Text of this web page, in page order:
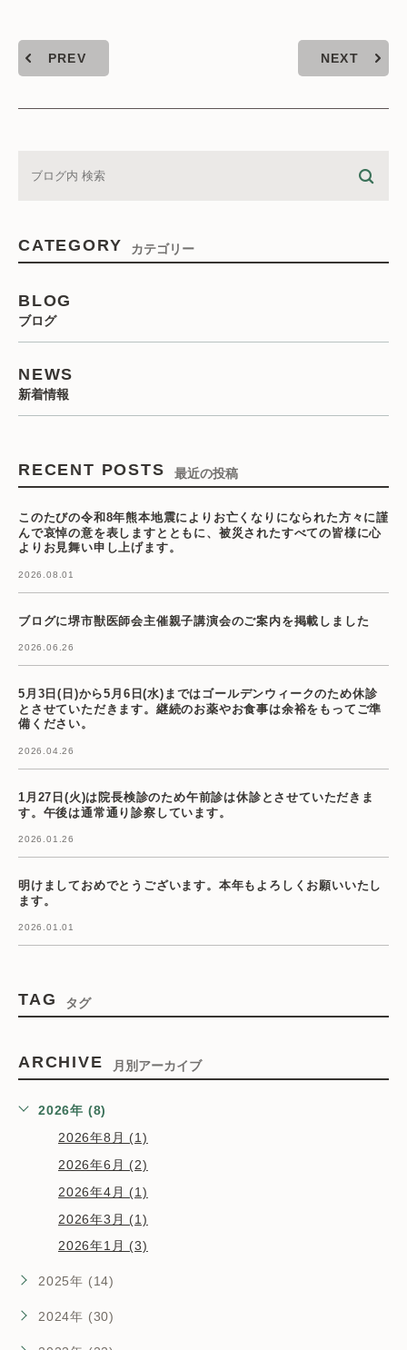
PREV NEXT
CATEGORY カテゴリー
BLOG
ブログ
NEWS
新着情報
RECENT POSTS 最近の投稿
このたびの令和8年熊本地震によりお亡くなりになられた方々に謹
んで哀悼の意を表しますとともに、被災されたすべての皆様に心
よりお見舞い申し上げます。
2026.08.01
ブログに堺市獣医師会主催親子講演会のご案内を掲載しました
2026.06.26
5月3日(日)から5月6日(水)まではゴールデンウィークのため休診
とさせていただきます。継続のお薬やお食事は余裕をもってご準
備ください。
2026.04.26
1月27日(火)は院長検診のため午前診は休診とさせていただきま
す。午後は通常通り診察しています。
2026.01.26
明けましておめでとうございます。本年もよろしくお願いいたし
ます。
2026.01.01
TAG タグ
ARCHIVE 月別アーカイブ
2026年 (8)
2026年8月 (1)
2026年6月 (2)
2026年4月 (1)
2026年3月 (1)
2026年1月 (3)
2025年 (14)
2024年 (30)